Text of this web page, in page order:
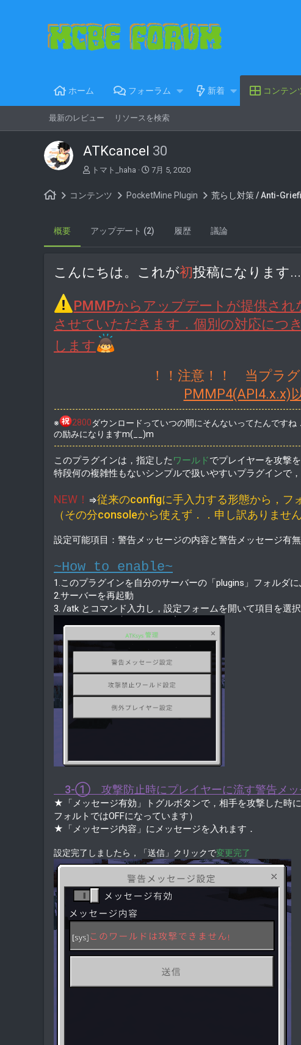
ホーム フォーラム 新着 コンテン
最新のレビュー リソースを検索
ATKcancel 30
著トマト_haha
C
e
i
o
n
a
t
7月 5, 2020
コンテンツ PocketMine Plugin 荒らし対策 / Anti-
概要 アップデート (2) 履歴 議論
こんにちは。これが初投稿になります...
PMMPからアップデートが提供さ
させていただきます．個別の対応につ
します
！！注意！！ 当プラ
PMMP4(API4.x.x)
※
2800ダウンロードっていつの間にそんないってたんです
の励みになりますm(__)m
このプラグインは，指定した ワールドでプレイヤーを攻撃
特段何の複雑性もないシンプルで扱いやすいプラグインで
NEW！ ⇒従来のconfigに手入力する形態から，フ
（その分consoleから使えず．．申し訳ありません
設定可能項目：警告メッセージの内容と警告メッセージ有
~How to enable~
1.このプラグインを自分のサーバーの「plugins」フォルダ
2.サーバーを再起動
3. /atk とコマンド入力し，設定フォームを開いて項目を選択
3-① 攻撃防止時にプレイヤーに流す警告メ
★「メッセージ有効」トグルボタンで，相手を攻撃した時
フォルトではOFFになっています）
★「メッセージ内容」にメッセージを入れます．
設定完了しましたら，「送信」クリックで変更完了